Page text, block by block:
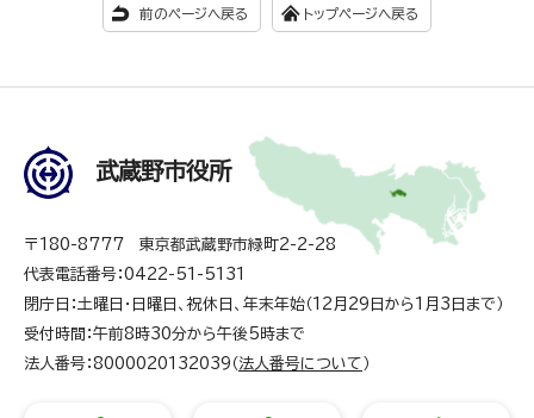
前のページへ戻る トップページへ戻る
武蔵野市役所
〒180-8777 東京都武蔵野市緑町2-2-28
代表電話番号：0422-51-5131
閉庁日：土曜日・日曜日、祝休日、年末年始（12月29日から1月3日まで）
受付時間：午前8時30分から午後5時まで
法人番号：8000020132039（ 法人番号について ）